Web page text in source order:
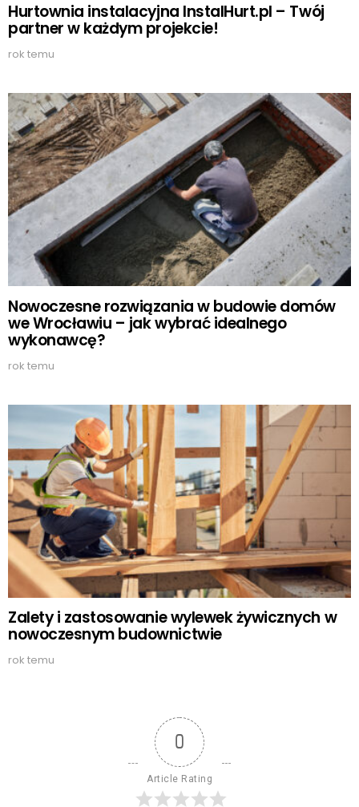
Hurtownia instalacyjna InstalHurt.pl – Twój
partner w każdym projekcie!
rok temu
Nowoczesne rozwiązania w budowie domów
we Wrocławiu – jak wybrać idealnego
wykonawcę?
rok temu
Zalety i zastosowanie wylewek żywicznych w
nowoczesnym budownictwie
rok temu
0
Article Rating